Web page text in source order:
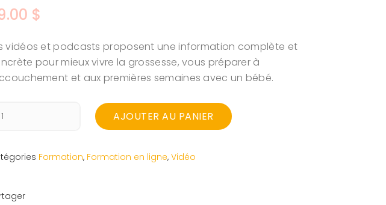
$
vidéos et podcasts proposent une information complète et
pour mieux vivre la grossesse, vous préparer à
et aux premières semaines avec un bébé.
AJOUTER AU PANIER
Formation, Formation en ligne,Vidéo